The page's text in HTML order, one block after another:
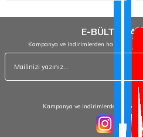
E-BÜLTEN
Kampanya ve indirimlerden haberdar
Kampanya ve indirimlerden